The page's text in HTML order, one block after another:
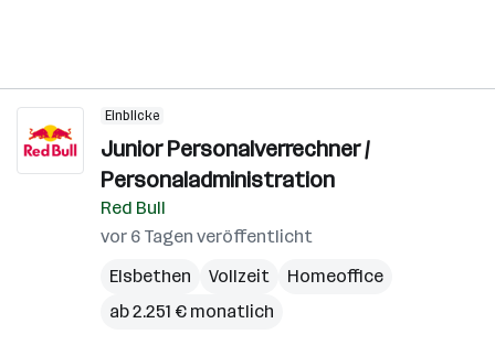
Einblicke
Junior Personalverrechner /
Personaladministration
Red Bull
vor 6 Tagen veröffentlicht
Elsbethen
Vollzeit
Homeoffice
ab 2.251 € monatlich